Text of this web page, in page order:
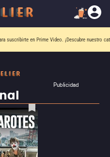
suscribirte en Prime Video. ¡Descubre nuestro
Publicidad